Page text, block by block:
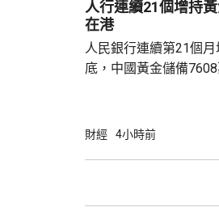
實實驗和基礎設施，完
人行連續21個增持
在港
人民銀行連續第21個
底，中國黃金儲備
金，將可助力支持香港
動試運行的黃金清算
財經 4小時前